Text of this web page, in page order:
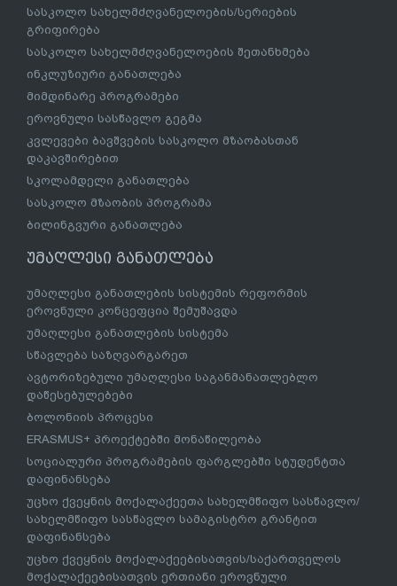
სასკოლო სახელმძღვანელოების/სერიების
გრიფირება
სასკოლო სახელმძღვანელოების შეთანხმება
ინკლუზიური განათლება
მიმდინარე პროგრამები
ეროვნული სასწავლო გეგმა
კვლევები ბავშვების სასკოლო მზაობასთან
დაკავშირებით
სკოლამდელი განათლება
სასკოლო მზაობის პროგრამა
ბილინგვური განათლება
უმაღლესი განათლება
უმაღლესი განათლების სისტემის რეფორმის
ეროვნული კონცეფცია შემუშავდა
უმაღლესი განათლების სისტემა
სწავლება საზღვარგარეთ
ავტორიზებული უმაღლესი საგანმანათლებლო
დაწესებულებები
ბოლონიის პროცესი
ERASMUS+ პროექტებში მონაწილეობა
სოციალური პროგრამების ფარგლებში სტუდენტთა
დაფინანსება
უცხო ქვეყნის მოქალაქეეთა სახელმწიფო სასწავლო/
სახელმწიფო სასწავლო სამაგისტრო გრანტით
დაფინანსება
უცხო ქვეყნის მოქალაქეებისათვის/საქართველოს
მოქალაქეებისათვის ერთიანი ეროვნული